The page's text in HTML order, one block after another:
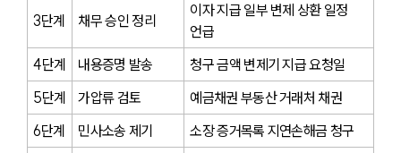
3단계 채무 승인 정리
이자 지급 일부 변제 상환 일정
언급
4단계
내용증명 발송
청구 금액 변제기 지급 요청일
5단계
가압류 검토
예금채권 부동산 거래처 채권
6단계
민사소송 제기
소장 증거목록 지연손해금 청구